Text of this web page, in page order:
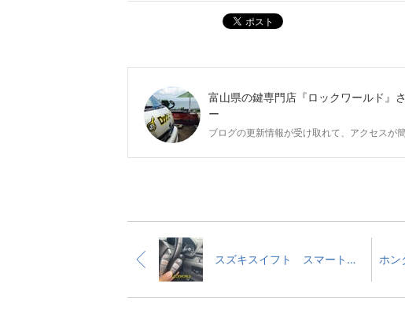
ポスト
富山県の鍵専門店『ロックワールド』
ー
ブログの更新情報が受け取れて、アクセスが
スズキスイフト スマートキー追加作業 富山の鍵屋